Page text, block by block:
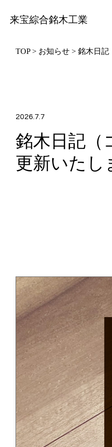
来宝綜合銘木工業
TOP> お知らせ > 銘木日記
2026.7.7
銘木日記（
更新いたし